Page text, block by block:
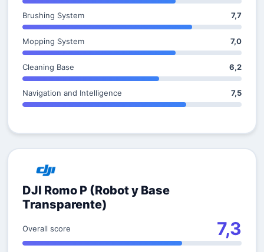
Brushing System 7,7
Mopping System 7,0
Cleaning Base 6,2
Navigation and Intelligence 7,5
DJI Romo P (Robot y Base
Transparente)
Overall score 7,3